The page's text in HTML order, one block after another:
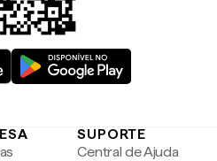
SUPORTE
Central de Ajuda